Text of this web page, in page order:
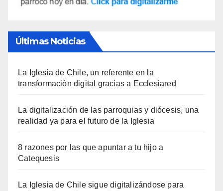
Últimas Noticias
La Iglesia de Chile, un referente en la
transformación digital gracias a Ecclesiared
La digitalización de las parroquias y diócesis, una
realidad ya para el futuro de la Iglesia
8 razones por las que apuntar a tu hijo a
Catequesis
La Iglesia de Chile sigue digitalizándose para